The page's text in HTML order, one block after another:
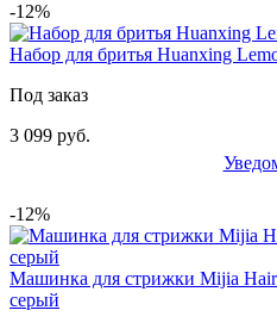
-12%
Набор для бритья Huanxing
Под заказ
3 099 руб.
-12%
Машинка для стрижки Mijia
серый